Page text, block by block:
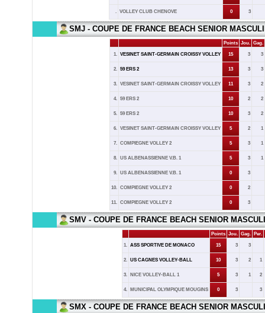
. VOLLEY CLUB CHENOVE 0 3
SMJ - COUPE DE FRANCE BEACH SENIOR
Points Jou. Gag.
1. VESINET SAINT-GERMAIN CROISSY VOLLEY 15 3 3
2. 59 ERS 2 13 3 3
3. VESINET SAINT-GERMAIN CROISSY VOLLEY 11 3 2
4. 59 ERS 2 10 2 2
5. 59 ERS 2 10 3 2
6. VESINET SAINT-GERMAIN CROISSY VOLLEY 5 2 1
7. COMPIEGNE VOLLEY 2 5 3 1
8. US ALBENASSIENNE V.B. 1 5 3 1
9. US ALBENASSIENNE V.B. 1 0 3
10. COMPIEGNE VOLLEY 2 0 2
11. COMPIEGNE VOLLEY 2 0 3
SMV - COUPE DE FRANCE BEACH SENIOR
Points Jou. Gag. Per.
1. ASS SPORTIVE DE MONACO 15 3 3
2. US CAGNES VOLLEY-BALL 10 3 2 1
3. NICE VOLLEY-BALL 1 5 3 1 2
4. MUNICIPAL OLYMPIQUE MOUGINS 0 3 3
SMX - COUPE DE FRANCE BEACH SENIOR